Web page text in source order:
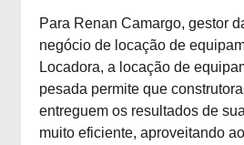
Para Renan Camargo, gestor
negócio de locação de
Locadora, a locação de
pesada permite que
entreguem os resultados de
muito eficiente, aproveitando